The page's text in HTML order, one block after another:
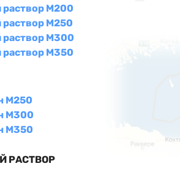
М200
М250
М300
М350
М250
М300
М350
РАСТВОР